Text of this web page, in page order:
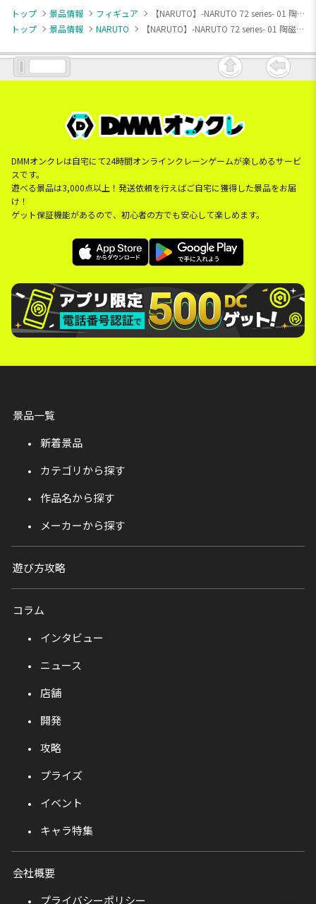
トップ 景品情報 フィギュア
【NARUTO】-NARUTO 72 series- 01 陶磁器プレート
トップ
景品情報 NARUTO 【NARUTO】-NARUTO 72 series- 01 陶磁器プレート
DMMオンクレは自宅にて24時間オンラインクレーンゲームが楽しめるサービ
スです。
遊べる景品は3,000点以上！発送依頼を行えばご自宅に獲得した景品をお届
け！
ゲット保証機能があるので、初心者の方でも安心して楽しめます。
景品一覧
新着景品
カテゴリから探す
作品名から探す
メーカーから探す
遊び方攻略
コラム
インタビュー
ニュース
店舗
開発
攻略
プライズ
イベント
キャラ特集
会社概要
プライバシーポリシー